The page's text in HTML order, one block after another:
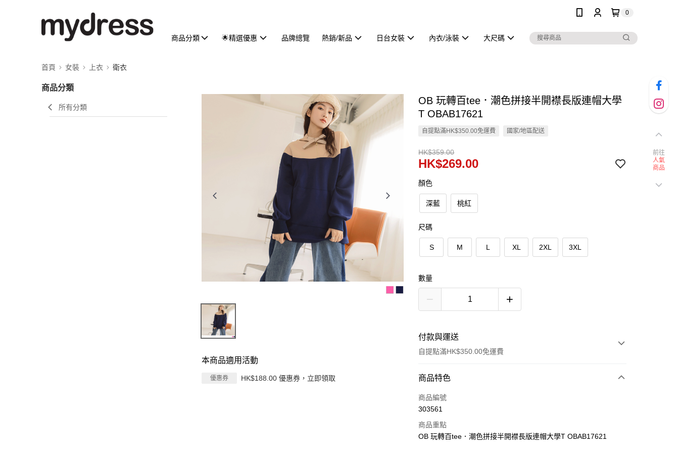
0
商品分類 🌟精選優惠 品牌總覽 熱銷/新品 日台女裝 內衣/泳裝 大尺碼
首頁 女裝 上衣 衛衣
商品分類
所有分類
本商品適用活動
優惠券 HK$188.00 優惠券，立即領取
OB 玩轉百tee．潮色拼接半開襟長版連帽大學
T OBAB17621
自提點滿HK$350.00免運費 國家/地區配送
HK$359.00
HK$269.00
顏色
深藍 桃紅
尺碼
S M L XL 2XL 3XL
數量
付款與運送
自提點滿HK$350.00免運費
付款方式
信用卡
AlipayHK
商品特色
商品編號
303561
商品重點
OB 玩轉百tee．潮色拼接半開襟長版連帽大學T OBAB17621
前往
人氣
商品